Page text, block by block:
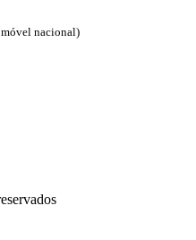
móvel nacional)